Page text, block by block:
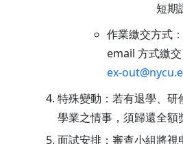
短期
作業繳交方式
email 方式繳
ex-
特殊變動：若有退學、
學業之情事，須歸還全額
面試安排：審查小組將